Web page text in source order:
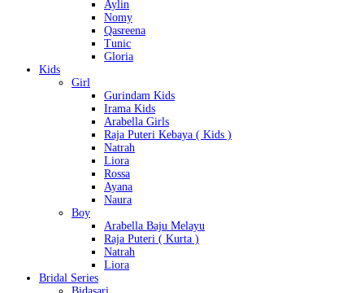
Aylin
Nomy
Qasreena
Tunic
Gloria
Kids
Girl
Gurindam Kids
Irama Kids
Arabella Girls
Raja Puteri Kebaya ( Kids )
Natrah
Liora
Rossa
Ayana
Naura
Boy
Arabella Baju Melayu
Raja Puteri ( Kurta )
Natrah
Liora
Bridal Series